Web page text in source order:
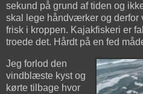
sekund på grund af tiden og
skal lege håndværker og
frisk i kroppen. Kajakfiskeri er
troede det. Hårdt på en fed
Jeg forlod den
vindblæste kyst og
kørte tilbage hvor